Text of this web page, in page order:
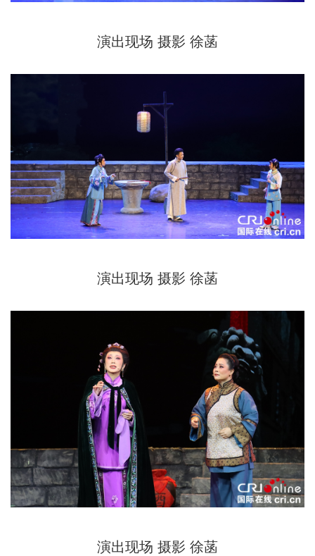
演出现场 摄影 徐菡
演出现场 摄影 徐菡
演出现场 摄影 徐菡